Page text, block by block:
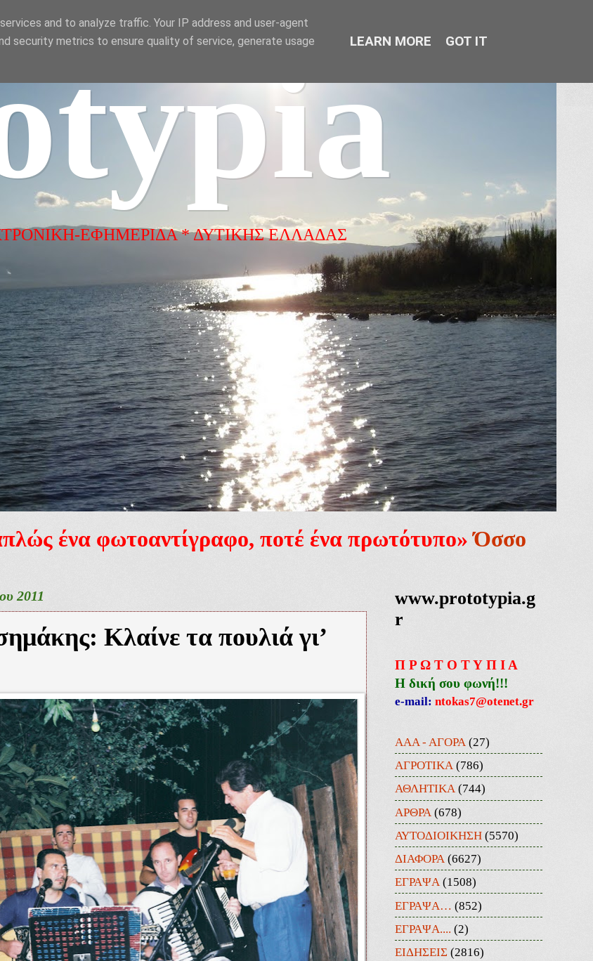
ΕΦΗΜΕΡΙΔΑ * ΔΥΤΙΚΗΣ ΕΛΛΑΔΑΣ
ένα φωτοαντίγραφο, ποτέ ένα πρωτότυπο» Όσσο
2011
Κλαίνε τα πουλιά γι’
www.prototypia.g
r
Π Ρ Ω Τ Ο Τ Υ Π Ι Α
Η δική σου φωνή!!!
e-mail: ntokas7@otenet.gr
ΑΑΑ - ΑΓΟΡΑ (27)
ΑΓΡΟΤΙΚΑ (786)
ΑΘΛΗΤΙΚΑ (744)
ΑΡΘΡΑ (678)
ΑΥΤΟΔΙΟΙΚΗΣΗ (5570)
ΔΙΑΦΟΡΑ (6627)
ΕΓΡΑΨΑ (1508)
ΕΓΡΑΨΑ… (852)
ΕΓΡΑΨΑ.... (2)
ΕΙΔΗΣΕΙΣ (2816)
and to analyze traffic. Your IP address and user-agent
security metrics to ensure quality of service, generate usage
LEARN MORE GOT IT